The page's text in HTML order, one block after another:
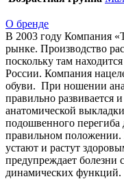
О бренде
В 2003 году Компания
рынке. Производство
поскольку там
России. Компания
обуви. При ношении
правильно развивается
анатомической
подошвенного перегиба
правильном положении.
устают и растут
предупреждает болезни
динамических функций.